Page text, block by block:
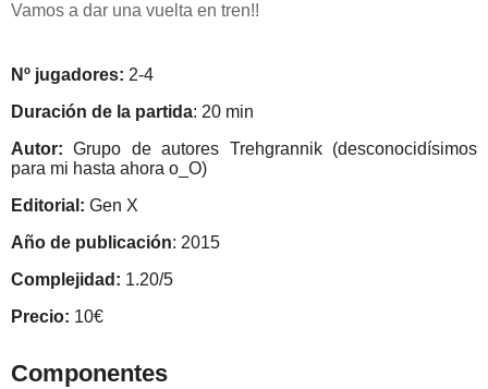
Vamos a dar una vuelta en tren!!
Nº jugadores: 2-4
Duración de la partida: 20 min
Autor: Grupo de autores Trehgrannik (desconocidísimos
para mi hasta ahora o_O)
Editorial: Gen X
Año de publicación: 2015
Complejidad: 1.20/5
Precio: 10€
Componentes